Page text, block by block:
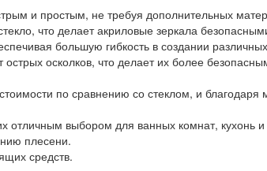
и простым, не требуя дополнительных
что делает акриловые зеркала
большую гибкость в создании
осколков, что делает их более
по сравнению со стеклом, и благодаря
отличным выбором для ванных комнат,
плесени.
средств.